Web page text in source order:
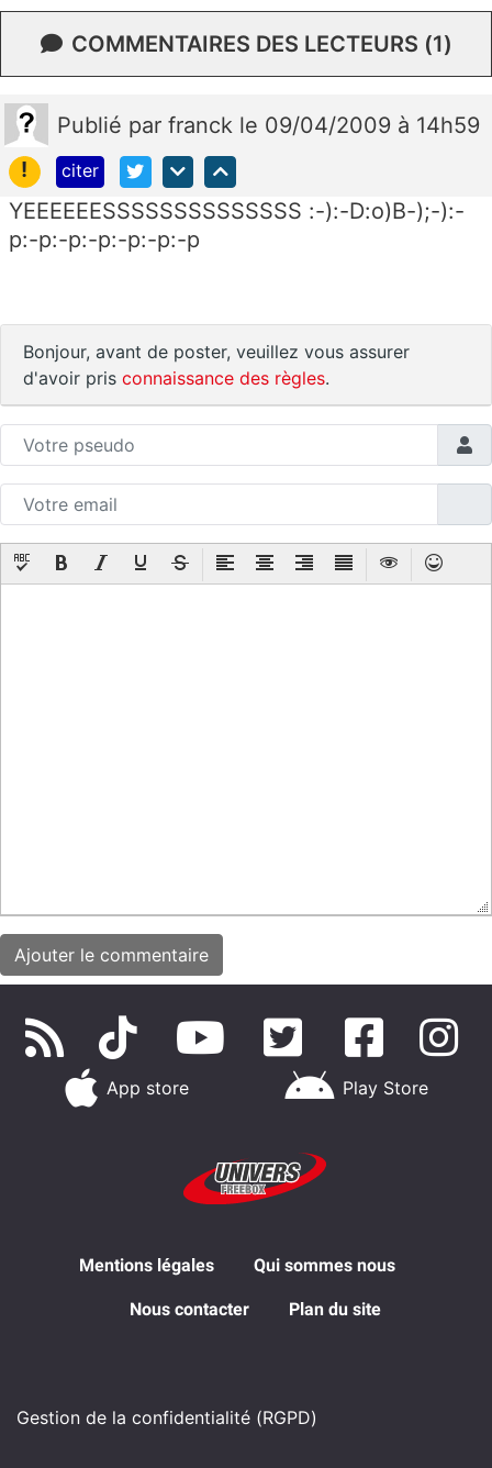
COMMENTAIRES DES LECTEURS (1)
Publié par franck le 09/04/2009 à 14h59
!
citer
YEEEEEESSSSSSSSSSSSSS :-):-D:o)B-);-):-
p:-p:-p:-p:-p:-p:-p
Bonjour, avant de poster, veuillez vous assurer
d'avoir pris connaissance des règles.
App store Play Store
Mentions légales Qui sommes nous
Nous contacter Plan du site
Gestion de la confidentialité (RGPD)